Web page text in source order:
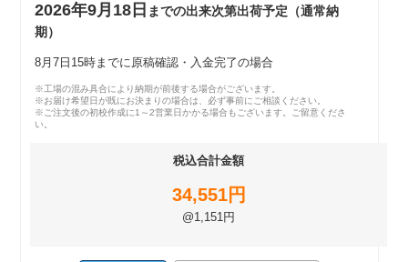
2026年9月18日 までの出来次第出荷予定（通常納
期）
8月7日15時までに原稿確認・入金完了の場合
※工場の混み具合により納期が前後する場合がございます。
※お届け希望日が既にお決まりの場合は、必ず事前にご相談ください。
※ご注文後の初校作成に1～2営業日かかる場合もございます。ご留意くださ
い。
税込合計金額
34,551円
@1,151円